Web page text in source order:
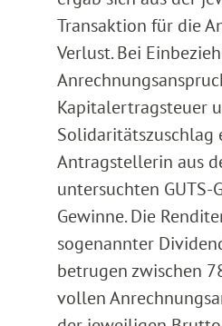
Transaktion für die
Verlust. Bei
Kapitalertragsteuer
Solidaritätszuschlag
Antragstellerin aus
untersuchten GUTS-
Gewinne. Die
sogenannter
betrugen zwischen
vollen